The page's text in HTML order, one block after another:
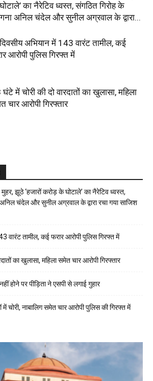
का नैरेटिव ध्वस्त, संगठित गिरोह के
अनिल चंदेल और सुनील अग्रवाल के द्वारा...
अभियान में 143 वारंट तामील, कई
आरोपी पुलिस गिरफ्त में
में चोरी की दो वारदातों का खुलासा, महिला
चार आरोपी गिरफ्तार
मुहर, झूठे ‘हजारों करोड़ के घोटाले’ का नैरेटिव ध्वस्त,
चंदेल और सुनील अग्रवाल के द्वारा रचा गया साजिश
वारंट तामील, कई फरार आरोपी पुलिस गिरफ्त में
का खुलासा, महिला समेत चार आरोपी गिरफ्तार
होने पर पीड़िता ने एसपी से लगाई गुहार
में चोरी, नाबालिग समेत चार आरोपी पुलिस की गिरफ्त में